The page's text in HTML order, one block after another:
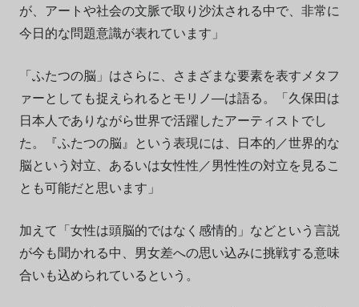
が、アートや社会の文脈で取り沙汰される中で、非常に
今日的な問題意識が表れています」
「ふたつの脳」はさらに、さまざまな要素を表すメタフ
ァーとしても捉えられるとモリノ―は語る。「久保田は
日本人でありながら世界で活躍したアーティストでし
た。『ふたつの脳』という表現には、日本的／世界的な
脳という対立、あるいは女性性／男性性の対立を見るこ
とも可能だと思います」
加えて「女性は頭脳的ではなく感情的」などという言説
が今も聞かれる中、男女差への思い込みに挑戦する意味
合いも込められているという。